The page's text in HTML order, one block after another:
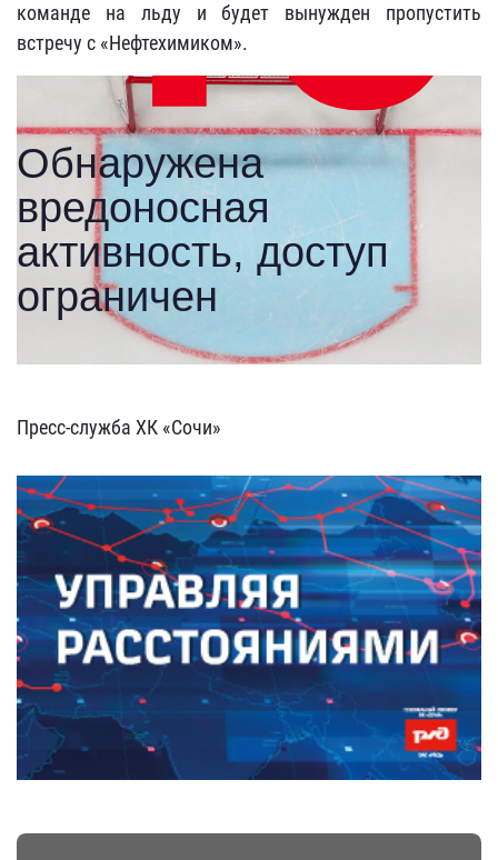
команде на льду и будет вынужден пропустить
встречу с «Нефтехимиком».
Пресс-служба ХК «Сочи»